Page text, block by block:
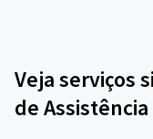
Veja serviços
de